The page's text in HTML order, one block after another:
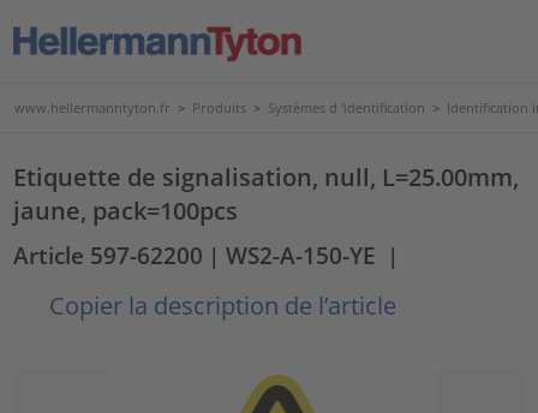
www.hellermanntyton.fr > Produits > Systèmes d 'identification > Identification
Etiquette de signalisation, null, L=25.00mm,
jaune, pack=100pcs
Article 597-62200 | WS2-A-150-YE |
Copier la description de l’article